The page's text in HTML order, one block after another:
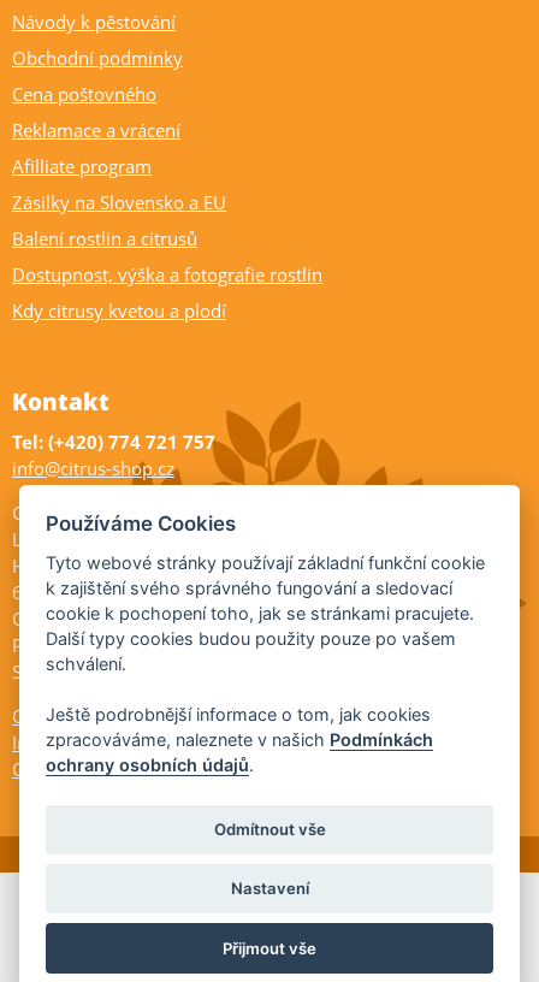
Návody k pěstování
Obchodní podmínky
Cena poštovného
Reklamace a vrácení
Afilliate program
Zásilky na Slovensko a EU
Balení rostlin a citrusů
Dostupnost, výška a fotografie rostlin
Kdy citrusy kvetou a plodí
Kontakt
Tel: (+420) 774 721 757
info@citrus-shop.cz
Citrus shop zahradnictví
Legionářů 2
Hodonín
695 01
Otevřeno:
Po-Pá 9-17
So 9-11:30
Ochrana osobních údajů
Informace ÚKZÚZ
Cookies
Partnerský
program
Používáme Cookies
Tyto webové stránky používají základní funkční cookie
k zajištění svého správného fungování a sledovací
cookie k pochopení toho, jak se stránkami pracujete.
Další typy cookies budou použity pouze po vašem
schválení.
Ještě podrobnější informace o tom, jak cookies
zpracováváme, naleznete v našich Podmínkách
ochrany osobních údajů.
Odmítnout vše
Nastavení
Přijmout vše